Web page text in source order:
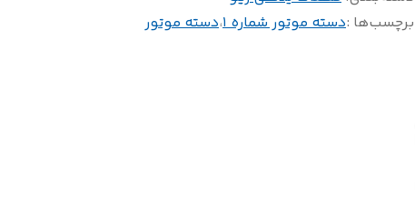
برچسب‌ها :دسته موتور شماره ۱ ،دسته موتور